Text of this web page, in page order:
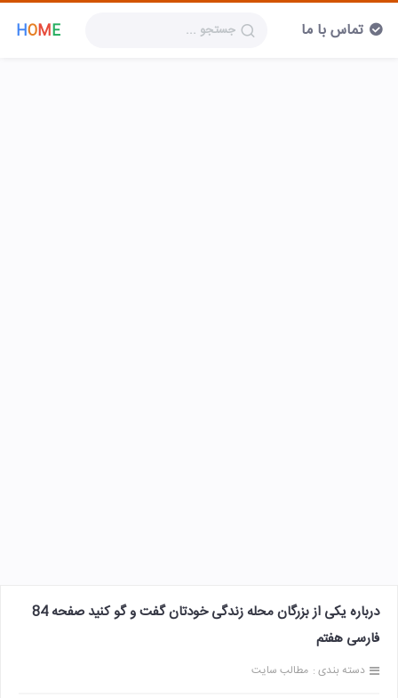
HOME تماس با ما
درباره یکی از بزرگان محله زندگی خودتان گفت و گو کنید صفحه 84
فارسی هفتم
دسته بندی : مطالب سایت